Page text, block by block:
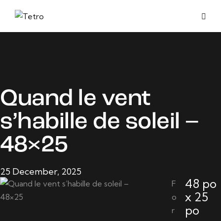
Quand le vent
s’habille de soleil –
48×25
25 December, 2025
F
o
r
48 po
x 25
po